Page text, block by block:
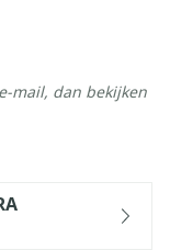
mail, dan bekijken